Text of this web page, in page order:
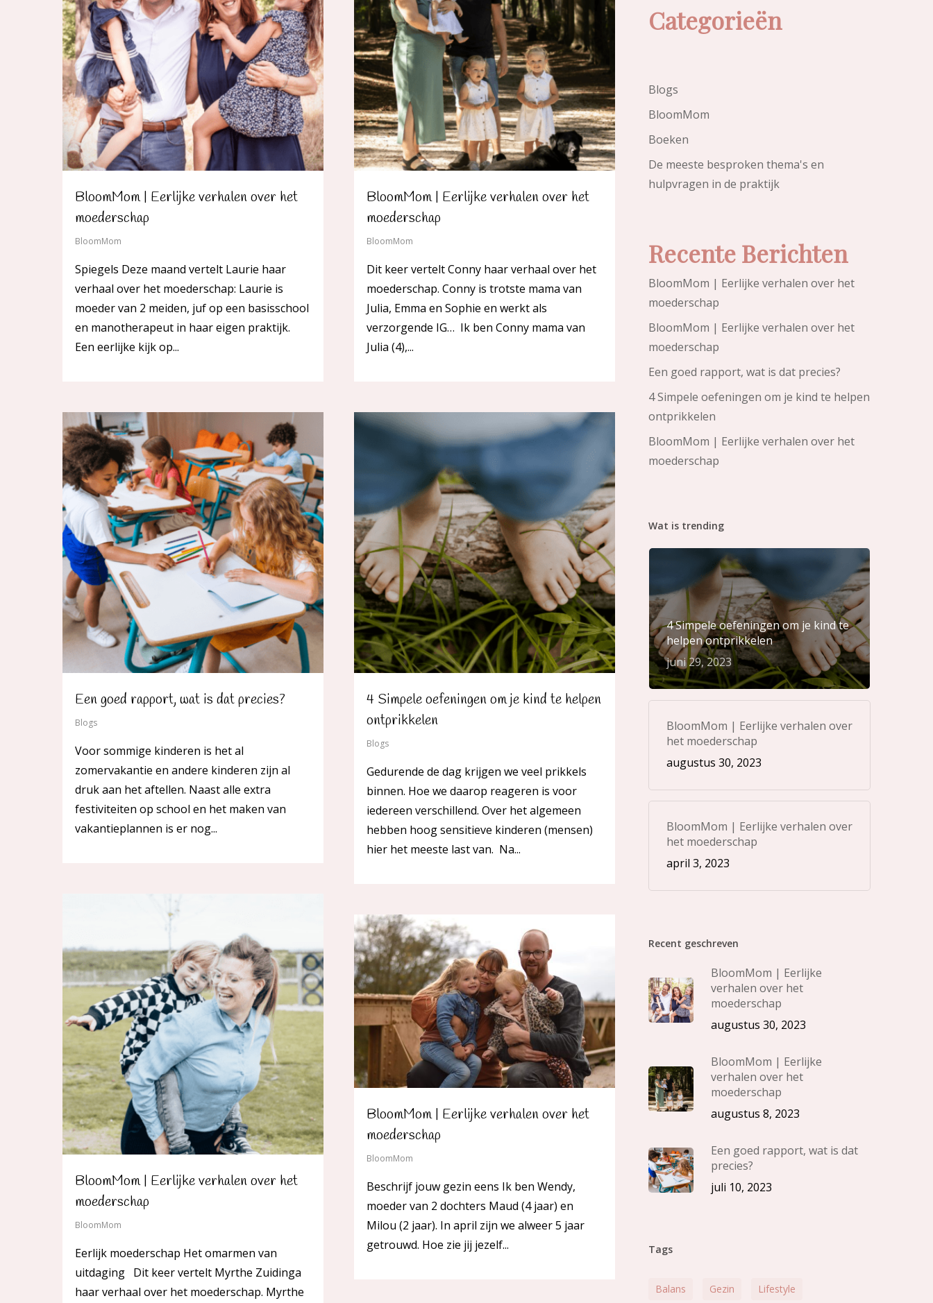
BloomMom | Eerlijke verhalen over het
moederschap
BloomMom
Spiegels Deze maand vertelt Laurie haar
verhaal over het moederschap: Laurie is
moeder van 2 meiden, juf op een basisschool
en manotherapeut in haar eigen praktijk.
Een eerlijke kijk op...
BloomMom | Eerlijke verhalen over het
moederschap
BloomMom
Dit keer vertelt Conny haar verhaal over het
moederschap. Conny is trotste mama van
Julia, Emma en Sophie en werkt als
verzorgende IG… Ik ben Conny mama van
Julia (4),...
Een goed rapport, wat is dat precies?
Blogs
Voor sommige kinderen is het al
zomervakantie en andere kinderen zijn al
druk aan het aftellen. Naast alle extra
festiviteiten op school en het maken van
vakantieplannen is er nog...
4 Simpele oefeningen om je kind te helpen
ontprikkelen
Blogs
Gedurende de dag krijgen we veel prikkels
binnen. Hoe we daarop reageren is voor
iedereen verschillend. Over het algemeen
hebben hoog sensitieve kinderen (mensen)
hier het meeste last van. Na...
BloomMom | Eerlijke verhalen over het
moederschap
BloomMom
Eerlijk moederschap Het omarmen van
uitdaging Dit keer vertelt Myrthe Zuidinga
haar verhaal over het moederschap. Myrthe
BloomMom | Eerlijke verhalen over het
moederschap
BloomMom
Beschrijf jouw gezin eens Ik ben Wendy,
moeder van 2 dochters Maud (4 jaar) en
Milou (2 jaar). In april zijn we alweer 5 jaar
getrouwd. Hoe zie jij jezelf...
Categorieën
Blogs
BloomMom
Boeken
De meeste besproken thema's en
hulpvragen in de praktijk
Recente Berichten
BloomMom | Eerlijke verhalen over het
moederschap
BloomMom | Eerlijke verhalen over het
moederschap
Een goed rapport, wat is dat precies?
4 Simpele oefeningen om je kind te helpen
ontprikkelen
BloomMom | Eerlijke verhalen over het
moederschap
Wat is trending
4 Simpele oefeningen om je kind te
helpen ontprikkelen
juni 29, 2023
BloomMom | Eerlijke verhalen over
het moederschap
augustus 30, 2023
BloomMom | Eerlijke verhalen over
het moederschap
april 3, 2023
Recent geschreven
BloomMom | Eerlijke
verhalen over het
moederschap
augustus 30, 2023
BloomMom | Eerlijke
verhalen over het
moederschap
augustus 8, 2023
Een goed rapport, wat is dat
precies?
juli 10, 2023
Tags
Balans Gezin Lifestyle